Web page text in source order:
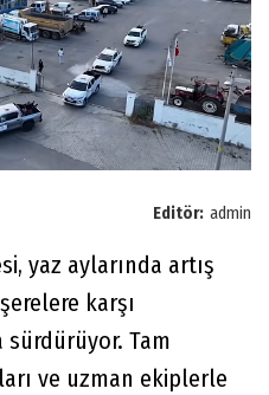
Editör: admin
yaz aylarında artış
karşı
sürdürüyor. Tam
ve uzman ekiplerle